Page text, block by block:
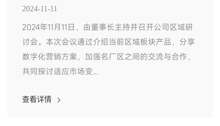
2024-11-11
2024年11月11日，由董事长主持并召开公司区域研
讨会。本次会议通过介绍当前区域板块产品，分享
数字化营销方案，加强名厂区之间的交流与合作，
共同探讨适应市场变...
查看详情